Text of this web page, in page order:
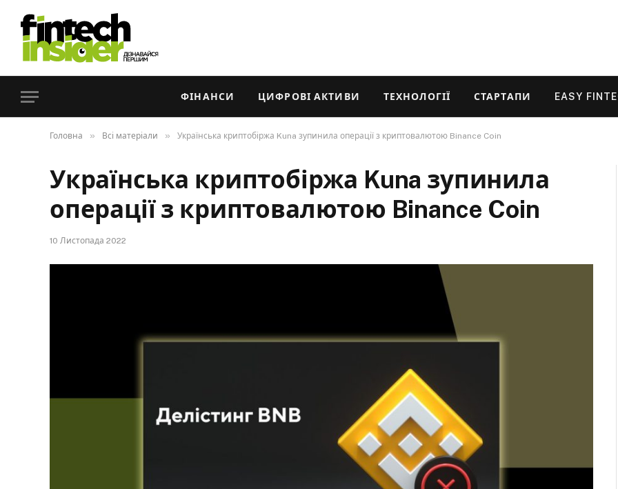
ФІНАНСИ ЦИФРОВІ АКТИВИ ТЕХНОЛОГІЇ СТАРТАПИ EASY
Головна » Всі матеріали » Українська криптобіржа Kuna зупинила операції з криптовалютою Binance Coin
Українська криптобіржа Kuna зупинила
операції з криптовалютою Binance Coin
10 Листопада 2022